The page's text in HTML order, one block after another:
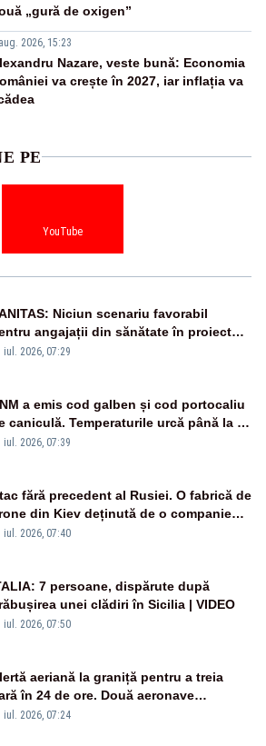
„gură de oxigen”
2026, 15:23
Nazare, veste bună: Economia
va crește în 2027, iar inflația va
PE
YouTube
Niciun scenariu favorabil
angajații din sănătate în proiectul
salarizării
iul. 2026, 07:29
a emis cod galben și cod portocaliu
caniculă. Temperaturile urcă până la 38
grade, iar nopțile devin tropicale
iul. 2026, 07:39
fără precedent al Rusiei. O fabrică de
din Kiev deținută de o companie
distrusă de o rachetă
iul. 2026, 07:40
7 persoane, dispărute după
unei clădiri în Sicilia | VIDEO
iul. 2026, 07:50
aeriană la graniță pentru a treia
în 24 de ore. Două aeronave
britanice au fost ridicate de la
iul. 2026, 07:24